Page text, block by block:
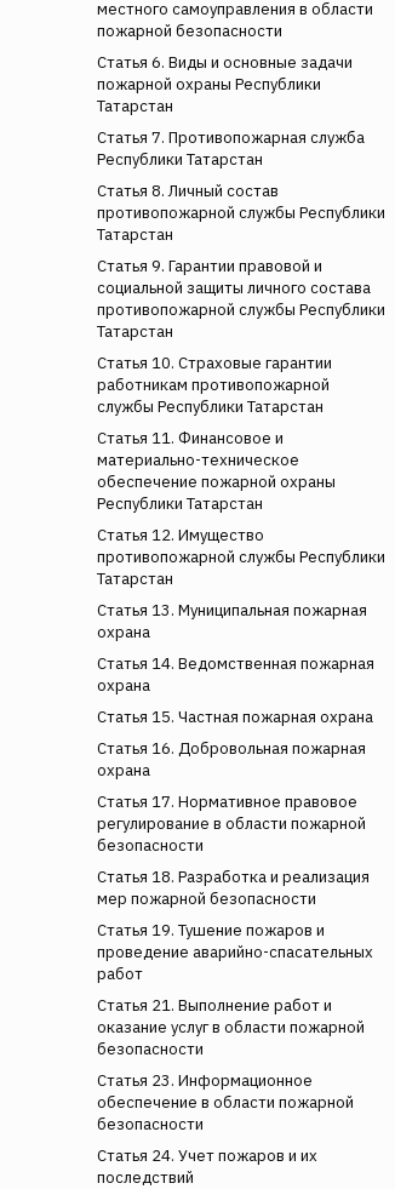
местного самоуправления в области
пожарной безопасности
Статья 6. Виды и основные задачи
пожарной охраны Республики
Татарстан
Статья 7. Противопожарная служба
Республики Татарстан
Статья 8. Личный состав
противопожарной службы Республики
Татарстан
Статья 9. Гарантии правовой и
социальной защиты личного состава
противопожарной службы Республики
Татарстан
Статья 10. Страховые гарантии
работникам противопожарной
службы Республики Татарстан
Статья 11. Финансовое и
материально-техническое
обеспечение пожарной охраны
Республики Татарстан
Статья 12. Имущество
противопожарной службы Республики
Татарстан
Статья 13. Муниципальная пожарная
охрана
Статья 14. Ведомственная пожарная
охрана
Статья 15. Частная пожарная охрана
Статья 16. Добровольная пожарная
охрана
Статья 17. Нормативное правовое
регулирование в области пожарной
безопасности
Статья 18. Разработка и реализация
мер пожарной безопасности
Статья 19. Тушение пожаров и
проведение аварийно-спасательных
работ
Статья 21. Выполнение работ и
оказание услуг в области пожарной
безопасности
Статья 23. Информационное
обеспечение в области пожарной
безопасности
Статья 24. Учет пожаров и их
последствий